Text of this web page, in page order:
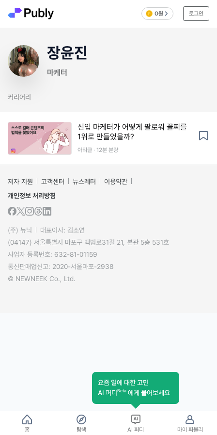
0원 로그인
장윤진
마케터
커리어리
신입 마케터가 어떻게 팔로워 꼴찌를
1위로 만들었을까?
아티클 · 12분 분량
저자 지원 고객센터 뉴스레터
이용약관
개인정보 처리방침
(주) 뉴닉
대표이사: 김소연
(04147) 서울특별시 마포구 백범로31길 21, 본관 5층 531호
사업자 등록번호: 632-81-01159
통신판매업신고: 2020-서울마포-2938
© NEWNEEK Co., Ltd.
홈 탐색
요즘 일에 대한 고민
AI 퍼디Beta 에게 물어보세요
AI 퍼디 마이 퍼블리